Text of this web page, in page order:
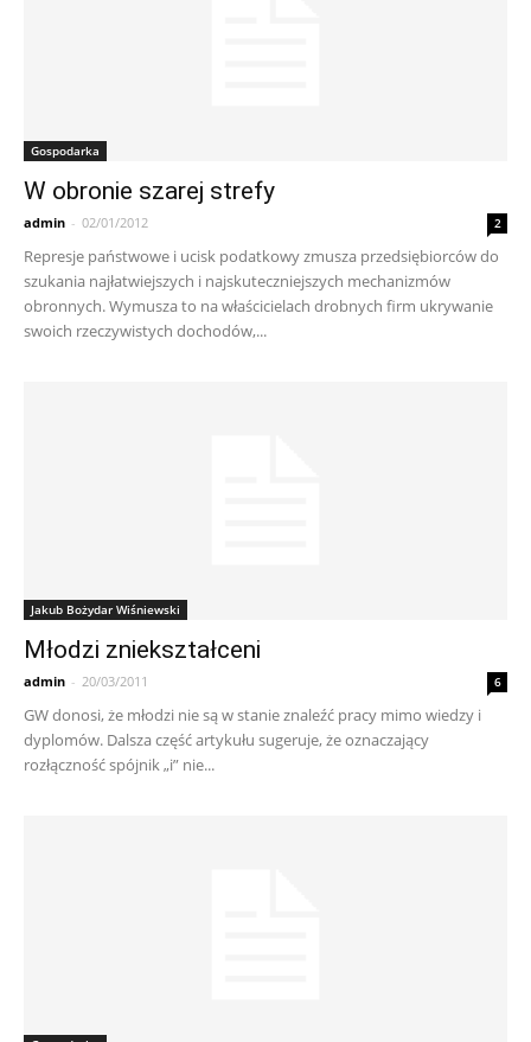
Gospodarka
W obronie szarej strefy
admin - 02/01/2012 2
Represje państwowe i ucisk podatkowy zmusza przedsiębiorców do
szukania najłatwiejszych i najskuteczniejszych mechanizmów
obronnych. Wymusza to na właścicielach drobnych firm ukrywanie
swoich rzeczywistych dochodów,...
Jakub Bożydar Wiśniewski
Młodzi zniekształceni
admin - 20/03/2011 6
GW donosi, że młodzi nie są w stanie znaleźć pracy mimo wiedzy i
dyplomów. Dalsza część artykułu sugeruje, że oznaczający
rozłączność spójnik „i” nie...